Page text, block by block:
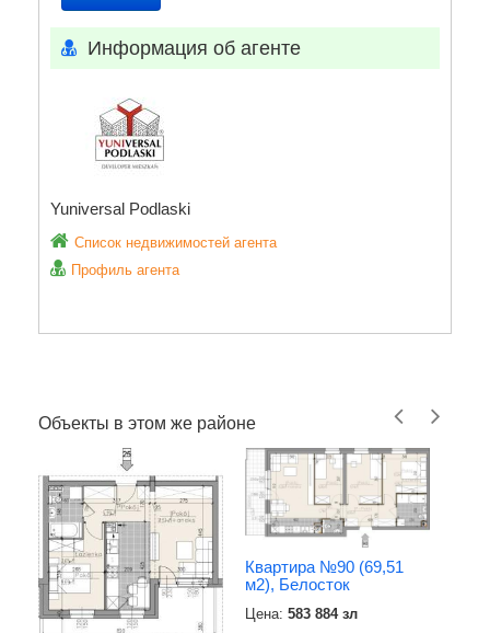
Информация об агенте
Yuniversal Podlaski
Список недвижимостей агента
Профиль агента
Объекты в этом же районе
Квартира №90 (69,51
м2), Белосток
Цена: 583 884 зл